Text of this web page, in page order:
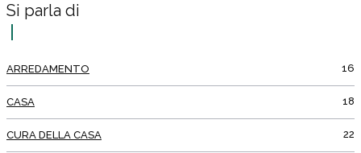
Si parla di
ARREDAMENTO 16
CASA 18
CURA DELLA CASA 22